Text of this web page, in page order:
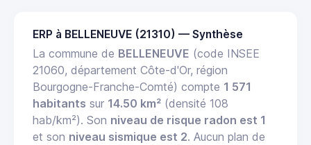
ERP à BELLENEUVE (21310) — Synthèse
La commune de BELLENEUVE (code INSEE
21060, département Côte-d'Or, région
Bourgogne-Franche-Comté) compte 1 571
habitants sur 14.50 km² (densité 108
hab/km²). Son niveau de risque radon est 1
et son niveau sismique est 2. Aucun plan de